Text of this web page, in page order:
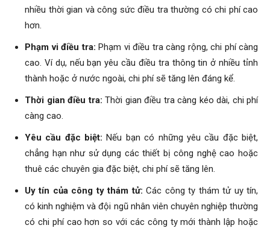
nhiều thời gian và công sức điều tra thường có chi phí cao
hơn.
Phạm vi điều tra: Phạm vi điều tra càng rộng, chi phí càng
cao. Ví dụ, nếu bạn yêu cầu điều tra thông tin ở nhiều tỉnh
thành hoặc ở nước ngoài, chi phí sẽ tăng lên đáng kể.
Thời gian điều tra: Thời gian điều tra càng kéo dài, chi phí
càng cao.
Yêu cầu đặc biệt: Nếu bạn có những yêu cầu đặc biệt,
chẳng hạn như sử dụng các thiết bị công nghệ cao hoặc
thuê các chuyên gia đặc biệt, chi phí sẽ tăng lên.
Uy tín của công ty thám tử: Các công ty thám tử uy tín,
có kinh nghiệm và đội ngũ nhân viên chuyên nghiệp thường
có chi phí cao hơn so với các công ty mới thành lập hoặc